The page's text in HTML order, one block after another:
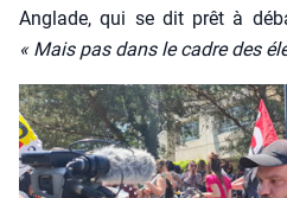
Anglade, qui se dit prêt à
« Mais pas dans le cadre des